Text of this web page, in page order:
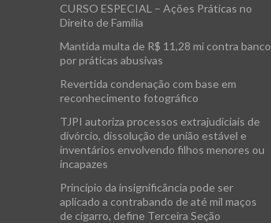
CURSO ESPECIAL – Ações Práticas no
Direito de Familia
Mantida multa de R$ 11,28 mi contra banco
por práticas abusivas
Revertida condenação com base em
reconhecimento fotográfico
TJPI autoriza processos extrajudiciais de
divórcio, dissolução de união estável e
inventários envolvendo filhos menores ou
incapazes
Princípio da insignificância pode ser
aplicado a contrabando de até mil maços
de cigarro, define Terceira Seção